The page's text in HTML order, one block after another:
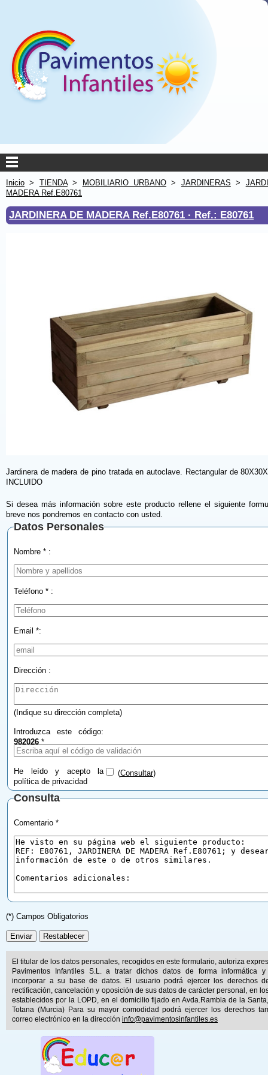
Inicio > TIENDA> MOBILIARIO URBANO > JARDINERAS >
MADERA Ref.E80761
JARDINERA DE MADERA Ref.E80761 · Ref.: E80761
Jardinera de madera de pino tratada en autoclave. Rectangular de
INCLUIDO
Si desea más información sobre este producto rellene el siguiente
breve nos pondremos en contacto con usted.
Datos Personales
Nombre * :
Teléfono * :
Email *:
Dirección :
(Indique su dirección completa)
Introduzca este código:
982026 *
He leído y acepto la
política de privacidad
(Consultar)
Consulta
Comentario *
(*) Campos Obligatorios
El titular de los datos personales, recogidos en este formulario, autoriza
Pavimentos Infantiles S.L. a tratar dichos datos de forma informática y
incorporar a su base de datos. El usuario podrá ejercer los derechos
rectificación, cancelación y oposición de sus datos de carácter personal, en
establecidos por la LOPD, en el domicilio fijado en Avda.Rambla de la
Totana (Murcia) Para su mayor comodidad podrá ejercer los derechos
correo electrónico en la dirección info@pavimentosinfantiles.es